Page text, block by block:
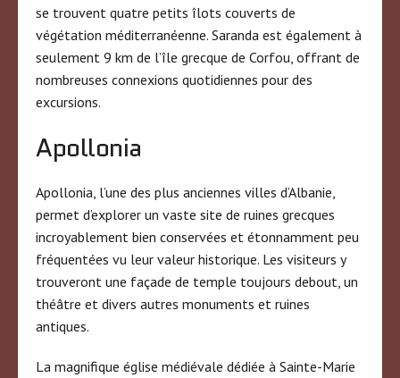
se trouvent quatre petits îlots couverts de
végétation méditerranéenne. Saranda est également à
seulement 9 km de l’île grecque de Corfou, offrant de
nombreuses connexions quotidiennes pour des
excursions.
Apollonia
Apollonia, l’une des plus anciennes villes d’Albanie,
permet d’explorer un vaste site de ruines grecques
incroyablement bien conservées et étonnamment peu
fréquentées vu leur valeur historique. Les visiteurs y
trouveront une façade de temple toujours debout, un
théâtre et divers autres monuments et ruines
antiques.
La magnifique église médiévale dédiée à Sainte-Marie